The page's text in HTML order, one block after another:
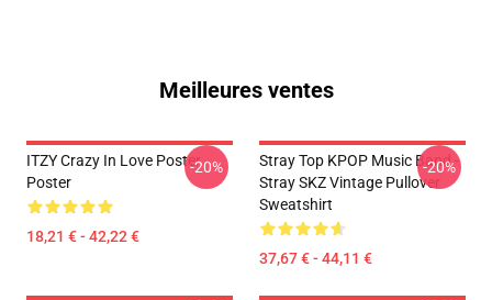
Meilleures ventes
ITZY Crazy In Love Poster
Poster
18,21 € - 42,22 €
-20%
Stray Top KPOP Music Band -
Stray SKZ Vintage Pullover
Sweatshirt
37,67 € - 44,11 €
-20%